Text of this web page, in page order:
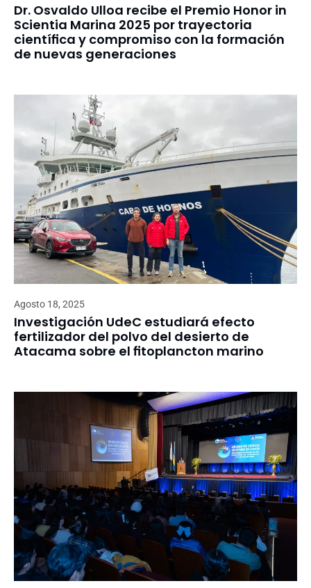
Dr. Osvaldo Ulloa recibe el Premio Honor in
Scientia Marina 2025 por trayectoria
científica y compromiso con la formación
de nuevas generaciones
Agosto 18, 2025
Investigación UdeC estudiará efecto
fertilizador del polvo del desierto de
Atacama sobre el fitoplancton marino